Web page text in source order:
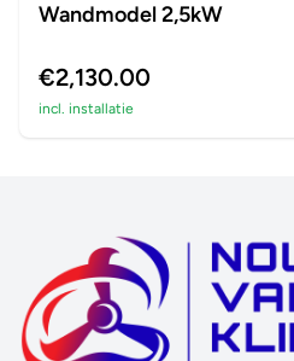
Wandmodel 2,5kW
€2,130.00
incl. installatie